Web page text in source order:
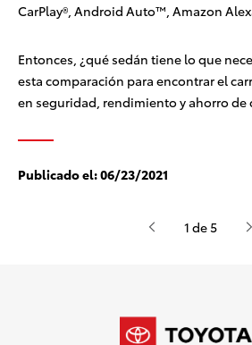
CarPlay®, Android Auto™, Amazon
Entonces, ¿qué sedán tiene lo que
esta comparación para encontrar el
en seguridad, rendimiento y ahorro de
Publicado el:06/23/2021
1 de 5